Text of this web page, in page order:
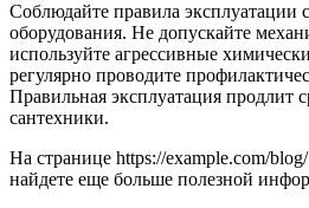
Соблюдайте правила эксплуатации
оборудования. Не допускайте
используйте агрессивные
регулярно проводите
Правильная эксплуатация продлит
сантехники.
На странице https://example.com/
найдете еще больше полезной